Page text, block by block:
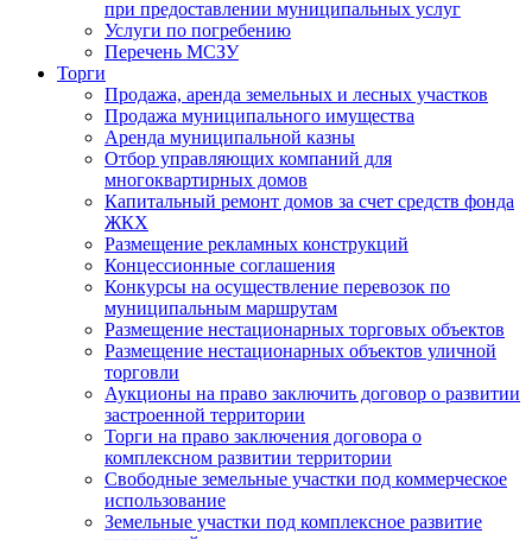
при предоставлении муниципальных услуг
Услуги по погребению
Перечень МСЗУ
Торги
Продажа, аренда земельных и лесных участков
Продажа муниципального имущества
Аренда муниципальной казны
Отбор управляющих компаний для
многоквартирных домов
Капитальный ремонт домов за счет средств фонда
ЖКХ
Размещение рекламных конструкций
Концессионные соглашения
Конкурсы на осуществление перевозок по
муниципальным маршрутам
Размещение нестационарных торговых объектов
Размещение нестационарных объектов уличной
торговли
Аукционы на право заключить договор о развитии
застроенной территории
Торги на право заключения договора о
комплексном развитии территории
Свободные земельные участки под коммерческое
использование
Земельные участки под комплексное развитие